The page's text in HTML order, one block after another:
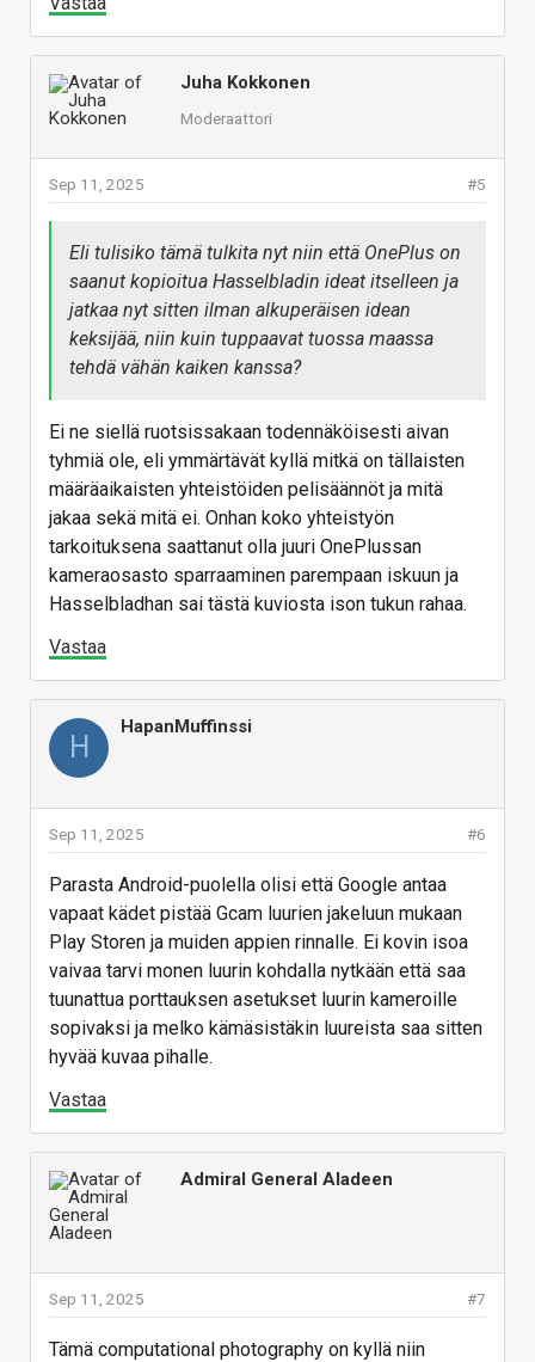
Juha Kokkonen
Moderaattori
#5
Sep 11, 2025
Eli tulisiko tämä tulkita nyt niin että OnePlus on
saanut kopioitua Hasselbladin ideat itselleen ja
jatkaa nyt sitten ilman alkuperäisen idean
keksijää, niin kuin tuppaavat tuossa maassa
tehdä vähän kaiken kanssa?
Ei ne siellä ruotsissakaan todennäköisesti aivan
tyhmiä ole, eli ymmärtävät kyllä mitkä on tällaisten
määräaikaisten yhteistöiden pelisäännöt ja mitä
jakaa sekä mitä ei. Onhan koko yhteistyön
tarkoituksena saattanut olla juuri OnePlussan
kameraosasto sparraaminen parempaan iskuun ja
Hasselbladhan sai tästä kuviosta ison tukun rahaa.
Vastaa
H
HapanMuffinssi
#6
Sep 11, 2025
Parasta Android-puolella olisi että Google antaa
vapaat kädet pistää Gcam luurien jakeluun mukaan
Play Storen ja muiden appien rinnalle. Ei kovin isoa
vaivaa tarvi monen luurin kohdalla nytkään että saa
tuunattua porttauksen asetukset luurin kameroille
sopivaksi ja melko kämäsistäkin luureista saa sitten
hyvää kuvaa pihalle.
Vastaa
Admiral General Aladeen
#7
Sep 11, 2025
Tämä computational photography on kyllä niin